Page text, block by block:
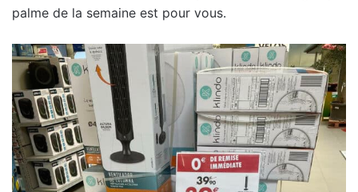
palme de la semaine est pour vous.